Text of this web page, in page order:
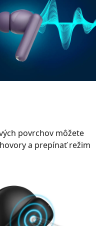
povrchov môžete
a prepínať režim